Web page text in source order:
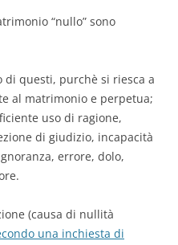
“nullo” sono
di questi, purchè si riesca a
al matrimonio e perpetua;
uso di ragione,
di giudizio, incapacità
errore, dolo,
(causa di nullità
una inchiesta di